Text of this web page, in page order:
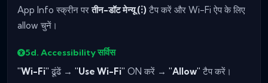
App Info स्क्रीन परतीन-डॉट मेन्यू (⋮) टैप करें और Wi-Fi ऐप के लिए
allow चुनें।
5d. Accessibility सर्विस
"Wi-Fi" ढूंढें → "Use Wi-Fi" ON करें → "Allow" टैप करें।